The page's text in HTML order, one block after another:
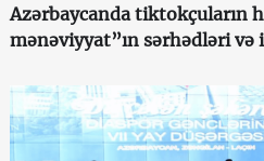
Azərbaycanda tiktokçuların
mənəviyyat”ın sərhədləri və